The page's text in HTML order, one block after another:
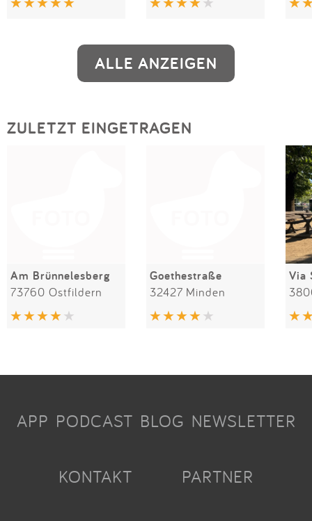
ALLE ANZEIGEN
ZULETZT EINGETRAGEN
Am Brünnelesberg
73760 Ostfildern
Goethestraße
32427 Minden
Via
APP PODCAST BLOG NEWSLETTER
KONTAKT PARTNER